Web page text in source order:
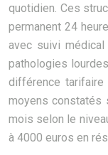
quotidien. Ces
permanent 24
avec suivi médical
pathologies
différence
moyens constatés
mois selon le
à 4000 euros en